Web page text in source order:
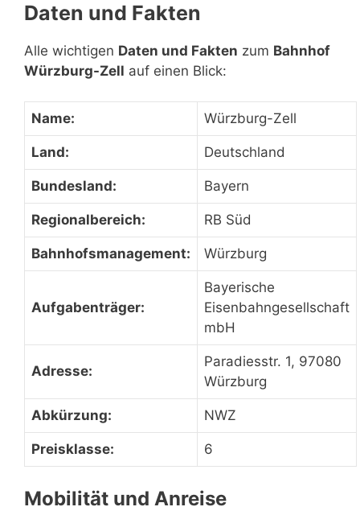
Daten und Fakten
Alle wichtigen Daten und Fakten zum Bahnhof
Würzburg-Zell auf einen Blick:
Name: Würzburg-Zell
Land: Deutschland
Bundesland: Bayern
Regionalbereich: RB Süd
Bahnhofsmanagement: Würzburg
Aufgabenträger:
Bayerische
Eisenbahngesellschaft
mbH
Adresse:
Paradiesstr. 1, 97080
Würzburg
Abkürzung: NWZ
Preisklasse: 6
Mobilität und Anreise